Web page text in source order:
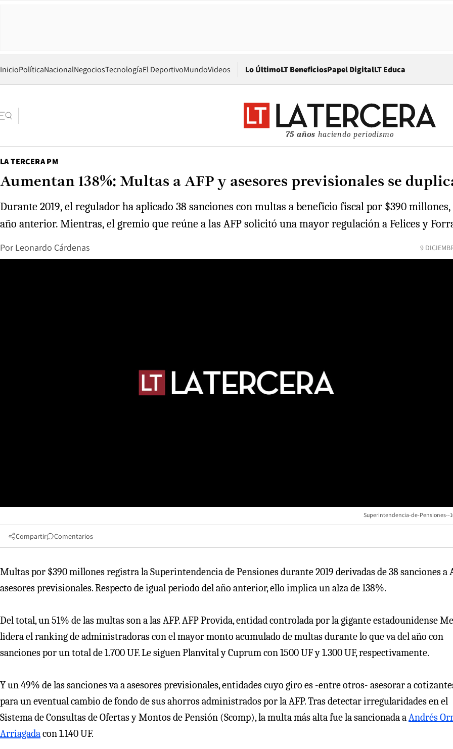
InicioPolíticaNacionalNegociosTecnologíaEl DeportivoMundoVideos Lo ÚltimoLT BeneficiosPapel DigitalOpens in new window
LT Educa
75 años haciendo periodismo
LA TERCERA PM
Aumentan 138%: Multas a AFP y asesores previsionales se
Durante 2019, el regulador ha aplicado 38 sanciones con multas a beneficio fiscal por $390
año anterior. Mientras, el gremio que reúne a las AFP solicitó una mayor regulación a Felices y
Por Leonardo Cárdenas 9
Superintendencia-de-Pensiones--
Compartir Comentarios
Multas por $390 millones registra la Superintendencia de Pensiones durante 2019 derivadas de 38 sanciones a
asesores previsionales. Respecto de igual periodo del año anterior, ello implica un alza de 138%.
Del total, un 51% de las multas son a las AFP. AFP Provida, entidad controlada por la gigante estadounidense
lidera el ranking de administradoras con el mayor monto acumulado de multas durante lo que va del año con
sanciones por un total de 1.700 UF. Le siguen Planvital y Cuprum con 1500 UF y 1.300 UF, respectivamente.
Y un 49% de las sanciones va a asesores previsionales, entidades cuyo giro es -entre otros- asesorar a
para un eventual cambio de fondo de sus ahorros administrados por la AFP. Tras detectar irregularidades en el
Sistema de Consultas de Ofertas y Montos de Pensión (Scomp), la multa más alta fue la sancionada aAndrés
Arriagadacon 1.140 UF.